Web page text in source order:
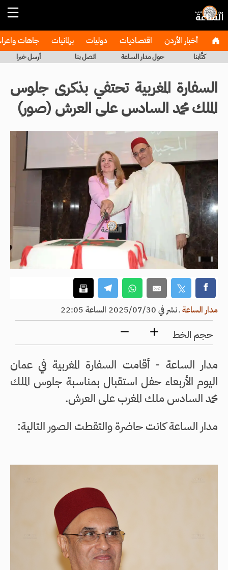
أخبار الأردن اقتصاديات دوليات برلمانيات جاهات
كتَّابنا حول مدار الساعة اتصل بنا أرسل خبرا
السفارة المغربية تحتفي بذكرى جلوس
الملك محمد السادس على العرش (صور)
مدار الساعةـنشر في 2025/07/30 الساعة 22:05
حجم الخط
مدار الساعة - أقامت السفارة المغربية في عمان
اليوم الأربعاء حفل استقبال بمناسبة جلوس الملك
محمد السادس ملك المغرب على العرش.
مدار الساعة كانت حاضرة والتقطت الصور التالية: